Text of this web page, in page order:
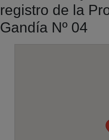
registro de la
Gandía Nº 04